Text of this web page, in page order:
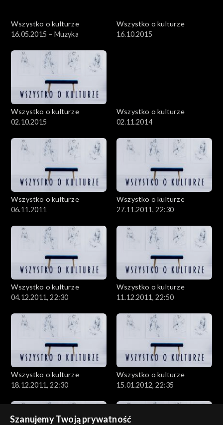
Wszystko o kulturze
16.05.2015 – Muzyka
Wszystko o kulturze
16.10.2015
Wszystko o kulturze
02.10.2015
Wszystko o kulturze
02.11.2014
Wszystko o kulturze
06.11.2011
Wszystko o kulturze
27.11.2011, 22:30
Wszystko o kulturze
04.12.2011, 22:30
Wszystko o kulturze
11.12.2011, 22:50
Wszystko o kulturze
18.12.2011, 22:30
Wszystko o kulturze
15.01.2012, 22:35
Szanujemy Twoją prywatność